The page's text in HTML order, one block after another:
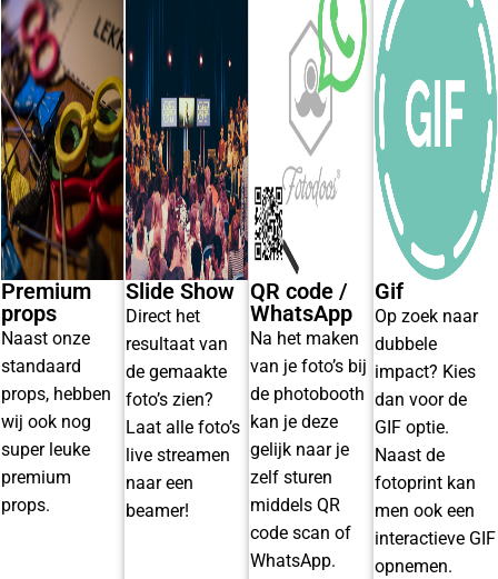
Premium
props
Naast onze
standaard
props, hebben
wij ook nog
super leuke
premium
props.
Slide Show
Direct het
resultaat van
de gemaakte
foto’s zien?
Laat alle foto’s
live streamen
naar een
beamer!
QR code /
WhatsApp
Na het maken
van je foto’s bij
de photobooth
kan je deze
gelijk naar je
zelf sturen
middels QR
code scan of
WhatsApp.
Gif
Op zoek naar
dubbele
impact? Kies
dan voor de
GIF optie.
Naast de
fotoprint kan
men ook een
interactieve GIF
opnemen.